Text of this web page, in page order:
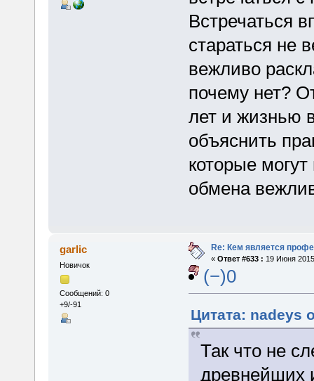
Встречаться
стараться не
вежливо
почему нет?
лет и жизнью
объяснить
которые
обмена
garlic
Новичок
Сообщений: 0
+9/-91
Re: Кем является
« Ответ #633 : 19 Июня
(−)0
Цитата: nadeys
Так что не
древнейших